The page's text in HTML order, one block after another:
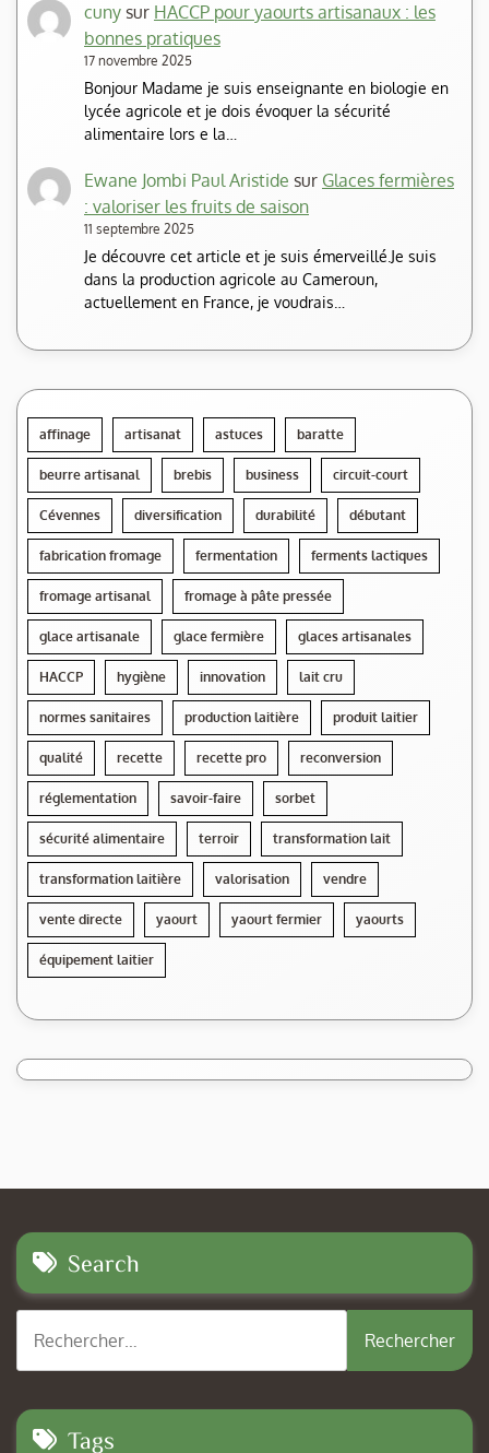
cuny sur HACCP pour yaourts artisanaux : les
bonnes pratiques
17 novembre 2025
Bonjour Madame je suis enseignante en biologie en
lycée agricole et je dois évoquer la sécurité
alimentaire lors e la…
Ewane Jombi Paul Aristide sur Glaces fermières
: valoriser les fruits de saison
11 septembre 2025
Je découvre cet article et je suis émerveillé.Je suis
dans la production agricole au Cameroun,
actuellement en France, je voudrais…
affinage artisanat astuces baratte
beurre artisanal brebis business circuit-court
Cévennes diversification durabilité débutant
fabrication fromage fermentation ferments lactiques
fromage artisanal fromage à pâte pressée
glace artisanale glace fermière glaces artisanales
HACCP hygiène innovation lait cru
normes sanitaires production laitière produit laitier
qualité recette recette pro reconversion
réglementation savoir-faire sorbet
sécurité alimentaire terroir transformation lait
transformation laitière valorisation vendre
vente directe yaourt yaourt fermier yaourts
équipement laitier
Search
Tags